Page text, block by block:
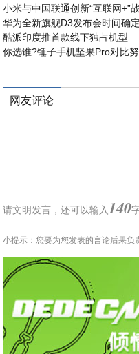
小米与中国联通创新“互联网+”
华为全新旗舰D3发布会时间确
酷派印度推首款线下独占机型
你选谁?锤子手机坚果Pro对比
网友评论
请文明发言，还可以输入 140
小提示：您要为您发表的言论后果